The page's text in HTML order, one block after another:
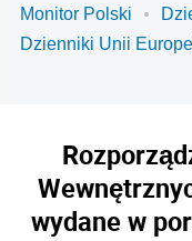
Monitor Polski
Dzienniki Unii
wydane w